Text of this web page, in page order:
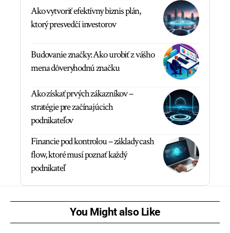
Ako vytvoriť efektívny biznis plán,
ktorý presvedčí investorov
Budovanie značky: Ako urobiť z vášho
mena dôveryhodnú značku
Ako získať prvých zákazníkov –
stratégie pre začínajúcich
podnikateľov
Financie pod kontrolou – základy cash
flow, ktoré musí poznať každý
podnikateľ
You Might also Like